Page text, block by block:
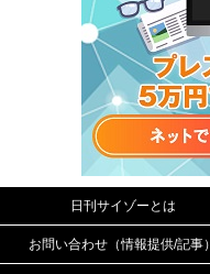
日刊サイゾーとは
お問い合わせ（情報提供/記事）